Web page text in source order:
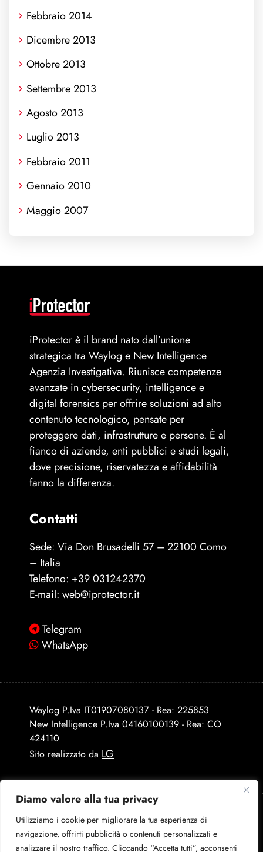
Diamo valore alla tua privacy
Utilizziamo i cookie per migliorare la tua esperienza di
navigazione, offrirti pubblicità o contenuti personalizzati e
analizzare il nostro traffico. Cliccando “Accetta tutti”, acconsenti
Febbraio 2014
Dicembre 2013
Ottobre 2013
Settembre 2013
Agosto 2013
Luglio 2013
Febbraio 2011
Gennaio 2010
Maggio 2007
iProtector è il brand nato dall’unione
strategica tra Waylog e New Intelligence
Agenzia Investigativa. Riunisce competenze
avanzate in cybersecurity, intelligence e
digital forensics per offrire soluzioni ad alto
contenuto tecnologico, pensate per
proteggere dati, infrastrutture e persone. È al
fianco di aziende, enti pubblici e studi legali,
dove precisione, riservatezza e affidabilità
fanno la differenza.
Contatti
Sede: Via Don Brusadelli 57 – 22100 Como
– Italia
Telefono: +39 031242370
E-mail: web@iprotector.it
Telegram
WhatsApp
Waylog P.Iva IT01907080137 - Rea: 225853
New Intelligence P.Iva 04160100139 - Rea: CO
424110
Sito realizzato da LG